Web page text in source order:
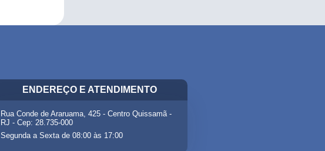
ENDEREÇO E ATENDIMENTO
Rua Conde de Araruama, 425 - Centro Quissamã -
RJ - Cep: 28.735-000
Segunda a Sexta de 08:00 às 17:00